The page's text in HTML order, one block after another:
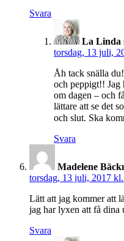
Svara
La Linda
torsdag, 13 juli,
Åh tack snälla
och peppigt!! Jag
om dagen – och
lättare att se det
och slut. Ska
Svara
Madelene
torsdag, 13 juli, 2017
Lätt att jag kommer att
jag har lyxen att få
Svara